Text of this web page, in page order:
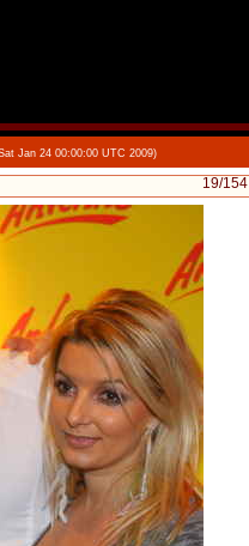
Jan 24 00:00:00 UTC 2009)
19/154